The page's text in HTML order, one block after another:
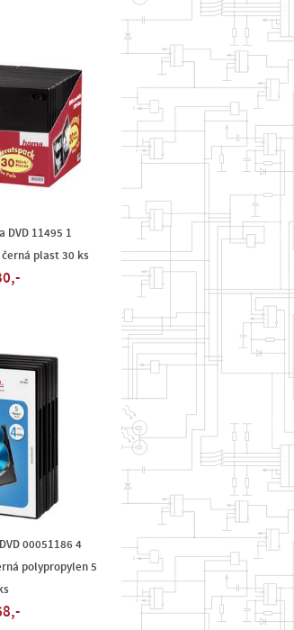
DVD 11495 1
černá plast 30 ks
00051186 4
polypropylen 5
ks